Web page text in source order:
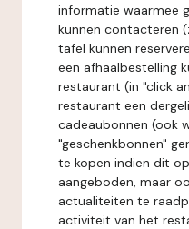
informatie waarmee
kunnen contacteren
tafel kunnen
een afhaalbestelling
restaurant (in "click
restaurant een
cadeaubonnen (ook
"geschenkbonnen"
te kopen indien dit
aangeboden, maar
actualiteiten te
activiteit van het